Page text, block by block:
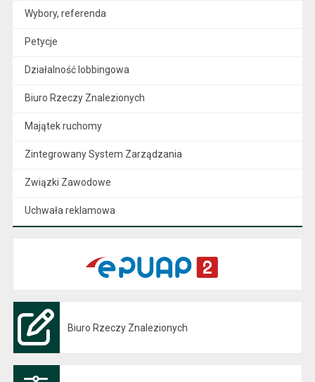
Wybory, referenda
Petycje
Działalność lobbingowa
Biuro Rzeczy Znalezionych
Majątek ruchomy
Zintegrowany System Zarządzania
Związki Zawodowe
Uchwała reklamowa
Biuro Rzeczy Znalezionych